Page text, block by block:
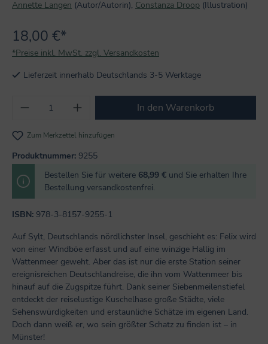
Annette Langen (Autor/Autorin), Constanza Droop (Illustration)
18,00 €*
*Preise inkl. MwSt. zzgl. Versandkosten
Lieferzeit innerhalb Deutschlands 3-5 Werktage
Produkt Anzahl: Gib den gewünschten
In den Warenkorb
Zum Merkzettel hinzufügen
Produktnummer: 9255
Bestellen Sie für weitere 68,99 € und Sie erhalten Ihre
Bestellung versandkostenfrei.
ISBN: 978-3-8157-9255-1
Auf Sylt, Deutschlands nördlichster Insel, geschieht es: Felix wird
von einer Windböe erfasst und auf eine winzige Hallig im
Wattenmeer geweht. Aber das ist nur die erste Station seiner
ereignisreichen Deutschlandreise, die ihn vom Wattenmeer bis
hinauf auf die Zugspitze führt. Dank seiner Siebenmeilenstiefel
entdeckt der reiselustige Kuschelhase große Städte, viele
Sehenswürdigkeiten und erstaunliche Schätze im eigenen Land.
Doch dann weiß er, wo sein größter Schatz zu finden ist – in
Münster!